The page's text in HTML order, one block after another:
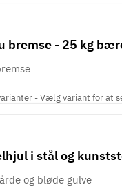
bremse - 25 kg
- Vælg variant for at
i stål og
og bløde gulve